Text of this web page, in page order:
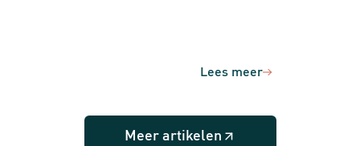
Lees meer
Meer artikelen